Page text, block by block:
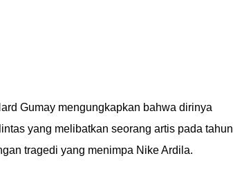
Gumay mengungkapkan bahwa dirinya
yang melibatkan seorang artis pada tahun
tragedi yang menimpa Nike Ardila.